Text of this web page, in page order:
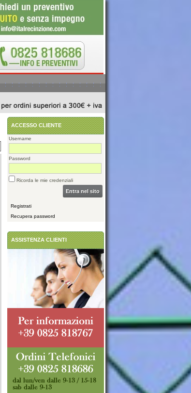
ACCESSO CLIENTE
Username
Password
Ricorda le mie credenziali
Entra nel sito
Registrati
Recupera password
ASSISTENZA CLIENTI